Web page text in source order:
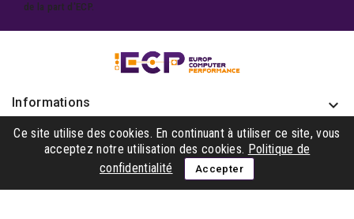
de la part d'ECP.
Informations keyboard_arrow_down
Produits 
Notre société
Ce site utilise des cookies. En continuant à utiliser ce site, vous
acceptez notre utilisation des cookies. Politique de
confidentialité
Accepter
